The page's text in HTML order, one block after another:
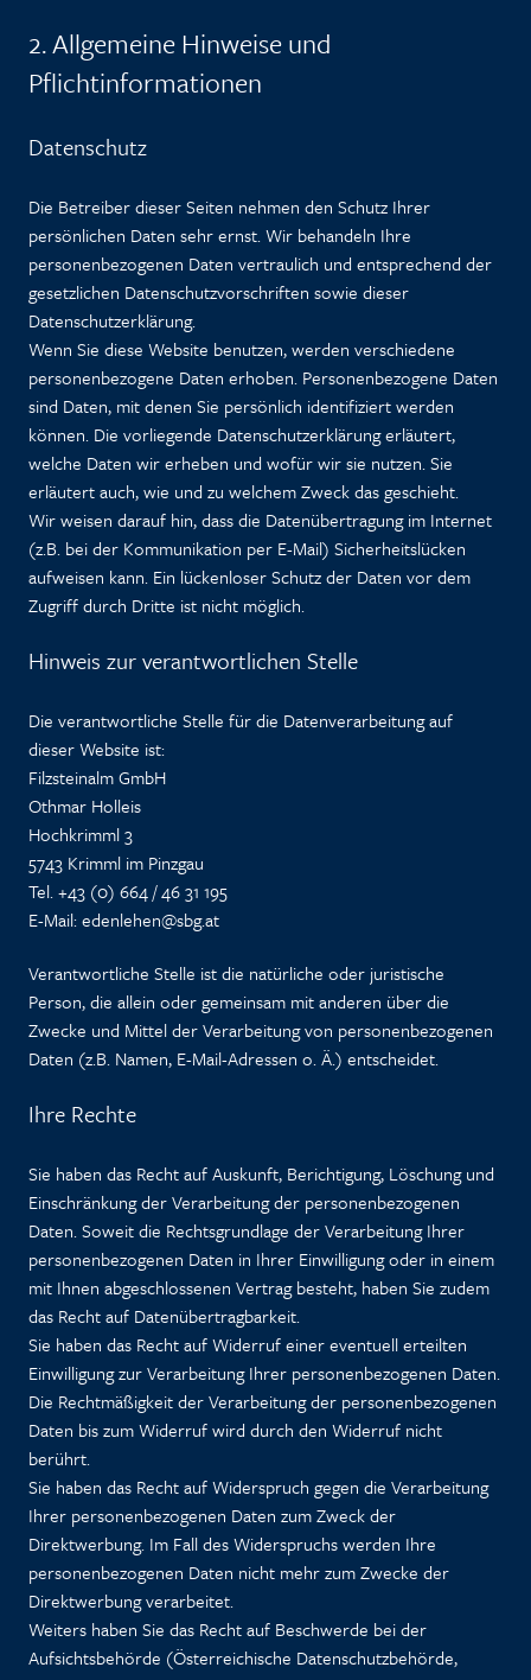
2. Allgemeine Hinweise und
Pflichtinformationen
Datenschutz
Die Betreiber dieser Seiten nehmen den Schutz Ihrer
persönlichen Daten sehr ernst. Wir behandeln Ihre
personenbezogenen Daten vertraulich und entsprechend der
gesetzlichen Datenschutzvorschriften sowie dieser
Datenschutzerklärung.
Wenn Sie diese Website benutzen, werden verschiedene
personenbezogene Daten erhoben. Personenbezogene Daten
sind Daten, mit denen Sie persönlich identifiziert werden
können. Die vorliegende Datenschutzerklärung erläutert,
welche Daten wir erheben und wofür wir sie nutzen. Sie
erläutert auch, wie und zu welchem Zweck das geschieht.
Wir weisen darauf hin, dass die Datenübertragung im Internet
(z.B. bei der Kommunikation per E-Mail) Sicherheitslücken
aufweisen kann. Ein lückenloser Schutz der Daten vor dem
Zugriff durch Dritte ist nicht möglich.
Hinweis zur verantwortlichen Stelle
Die verantwortliche Stelle für die Datenverarbeitung auf
dieser Website ist:
Filzsteinalm GmbH
Othmar Holleis
Hochkrimml 3
5743 Krimml im Pinzgau
Tel. +43 (0) 664 / 46 31 195
E-Mail: edenlehen@sbg.at
Verantwortliche Stelle ist die natürliche oder juristische
Person, die allein oder gemeinsam mit anderen über die
Zwecke und Mittel der Verarbeitung von personenbezogenen
Daten (z.B. Namen, E-Mail-Adressen o. Ä.) entscheidet.
Ihre Rechte
Sie haben das Recht auf Auskunft, Berichtigung, Löschung und
Einschränkung der Verarbeitung der personenbezogenen
Daten. Soweit die Rechtsgrundlage der Verarbeitung Ihrer
personenbezogenen Daten in Ihrer Einwilligung oder in einem
mit Ihnen abgeschlossenen Vertrag besteht, haben Sie zudem
das Recht auf Datenübertragbarkeit.
Sie haben das Recht auf Widerruf einer eventuell erteilten
Einwilligung zur Verarbeitung Ihrer personenbezogenen Daten.
Die Rechtmäßigkeit der Verarbeitung der personenbezogenen
Daten bis zum Widerruf wird durch den Widerruf nicht
berührt.
Sie haben das Recht auf Widerspruch gegen die Verarbeitung
Ihrer personenbezogenen Daten zum Zweck der
Direktwerbung. Im Fall des Widerspruchs werden Ihre
personenbezogenen Daten nicht mehr zum Zwecke der
Direktwerbung verarbeitet.
Weiters haben Sie das Recht auf Beschwerde bei der
Aufsichtsbehörde (Österreichische Datenschutzbehörde,